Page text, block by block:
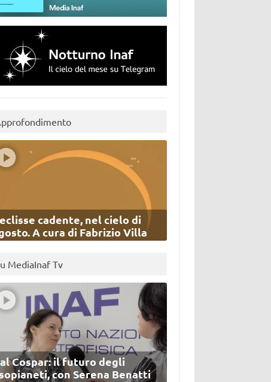
cadente, nel cielo di
A cura di Fabrizio Villa
MediaInaf Tv
Cospar: il futuro degli
con Serena Benatti